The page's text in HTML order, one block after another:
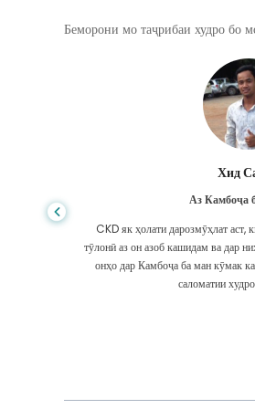
Беморони мо таҷрибаи худро бо
Аз Бангладеш
Шумо ҳеҷ гоҳ намедонед, ки ҳаёт
ки ман бемории сиррози
надоштам. Маблағҳоям камтар
Ман бо шарики GoMedii